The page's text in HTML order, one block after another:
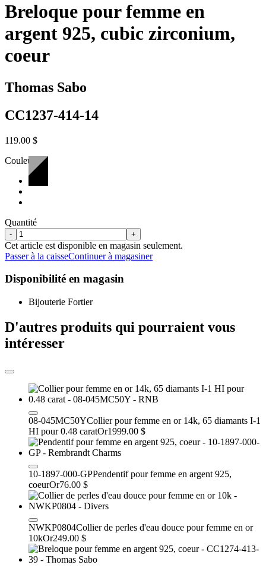
Breloque pour femme en
argent 925, cubic zirconium,
coeur
Thomas Sabo
CC1237-414-14
119.00 $
Couleur:
Quantité
- +
Cet article est disponible en magasin seulement.
Passer à la caisseContinuer à magasiner
Disponibilité en magasin
Bijouterie Fortier
D'autres produits qui pourraient vous
intéresser
08-045MC50YCollier pour femme en or 14k, 65 diamants I-1
HI pour 0.48 caratOr1999.00 $
10-1897-000-GPPendentif pour femme en argent 925,
coeurOr76.00 $
NWKP0804Collier de perles d'eau douce pour femme en or
10kOr249.00 $